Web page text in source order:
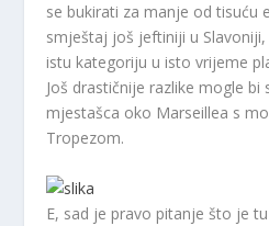
se bukirati za manje od tisuću
smještaj još jeftiniji u
istu kategoriju u isto vrijeme
Još drastičnije razlike mogle
mjestašca oko Marseillea s
Tropezom.
E, sad je pravo pitanje što je tu